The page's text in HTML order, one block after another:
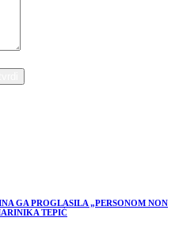
GA PROGLASILA „PERSONOM NON
TEPIĆ